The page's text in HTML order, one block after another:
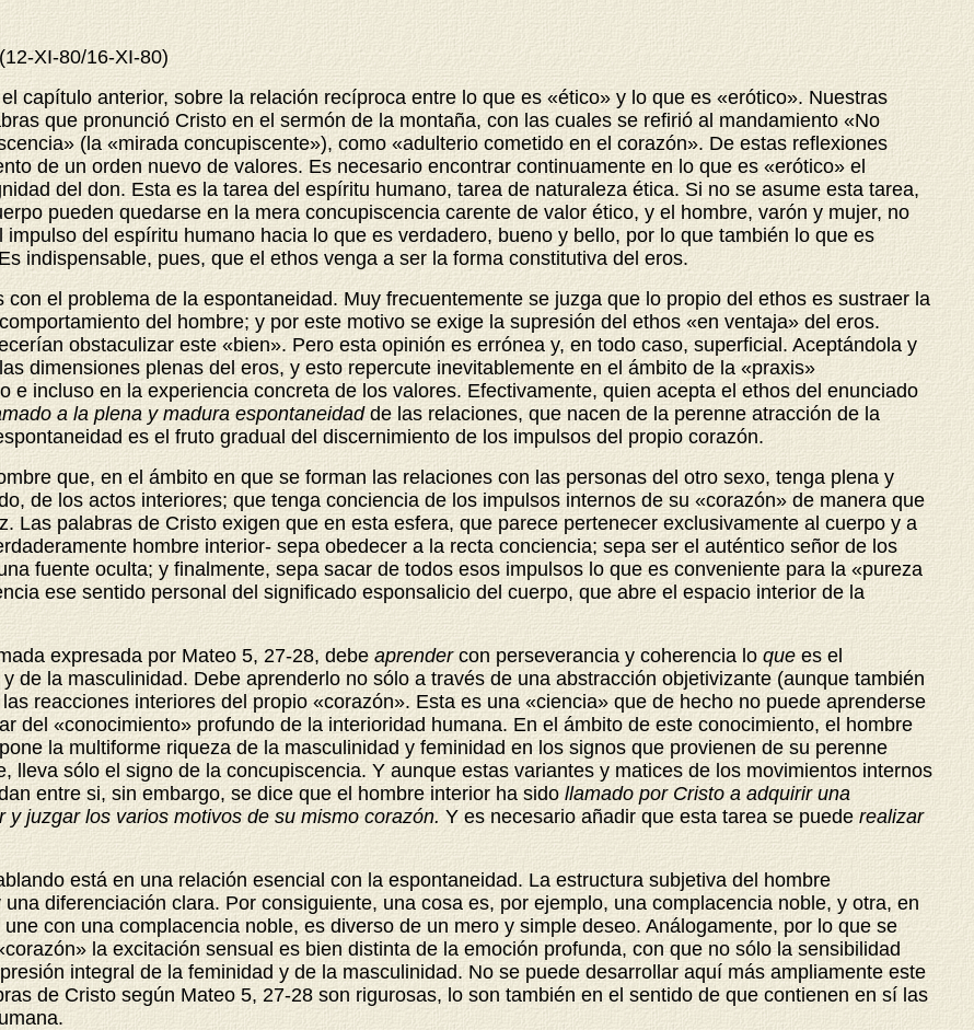
(12-XI-80/16-XI-80)
capítulo anterior, sobre la relación recíproca entre lo que es «ético» y lo que es «erótico». Nuestras
que pronunció Cristo en el sermón de la montaña, con las cuales se refirió al mandamiento «No
(la «mirada concupiscente»), como «adulterio cometido en el corazón». De estas reflexiones
de un orden nuevo de valores. Es necesario encontrar continuamente en lo que es «erótico» el
del don. Esta es la tarea del espíritu humano, tarea de naturaleza ética. Si no se asume esta tarea,
pueden quedarse en la mera concupiscencia carente de valor ético, y el hombre, varón y mujer, no
del espíritu humano hacia lo que es verdadero, bueno y bello, por lo que también lo que es
indispensable, pues, que el ethos venga a ser la forma constitutiva del eros.
el problema de la espontaneidad. Muy frecuentemente se juzga que lo propio del ethos es sustraer la
del hombre; y por este motivo se exige la supresión del ethos «en ventaja» del eros.
obstaculizar este «bien». Pero esta opinión es errónea y, en todo caso, superficial. Aceptándola y
dimensiones plenas del eros, y esto repercute inevitablemente en el ámbito de la «praxis»
e incluso en la experiencia concreta de los valores. Efectivamente, quien acepta el ethos del enunciado
a la plena y madura espontaneidad de las relaciones, que nacen de la perenne atracción de la
es el fruto gradual del discernimiento de los impulsos del propio corazón.
que, en el ámbito en que se forman las relaciones con las personas del otro sexo, tenga plena y
de los actos interiores; que tenga conciencia de los impulsos internos de su «corazón» de manera que
Las palabras de Cristo exigen que en esta esfera, que parece pertenecer exclusivamente al cuerpo y a
hombre interior- sepa obedecer a la recta conciencia; sepa ser el auténtico señor de los
fuente oculta; y finalmente, sepa sacar de todos esos impulsos lo que es conveniente para la «pureza
ese sentido personal del significado esponsalicio del cuerpo, que abre el espacio interior de la
expresada por Mateo 5, 27-28, debe aprendercon perseverancia y coherencia lo quees el
de la masculinidad. Debe aprenderlo no sólo a través de una abstracción objetivizante (aunque también
las reacciones interiores del propio «corazón». Esta es una «ciencia» que de hecho no puede aprenderse
del «conocimiento» profundo de la interioridad humana. En el ámbito de este conocimiento, el hombre
la multiforme riqueza de la masculinidad y feminidad en los signos que provienen de su perenne
lleva sólo el signo de la concupiscencia. Y aunque estas variantes y matices de los movimientos internos
entre si, sin embargo, se dice que el hombre interior ha sido llamado por Cristo a adquirir una
juzgar los varios motivos de su mismo corazón. Y es necesario añadir que esta tarea se puede realizar
está en una relación esencial con la espontaneidad. La estructura subjetiva del hombre
diferenciación clara. Por consiguiente, una cosa es, por ejemplo, una complacencia noble, y otra, en
con una complacencia noble, es diverso de un mero y simple deseo. Análogamente, por lo que se
la excitación sensual es bien distinta de la emoción profunda, con que no sólo la sensibilidad
integral de la feminidad y de la masculinidad. No se puede desarrollar aquí más ampliamente este
de Cristo según Mateo 5, 27-28 son rigurosas, lo son también en el sentido de que contienen en sí las